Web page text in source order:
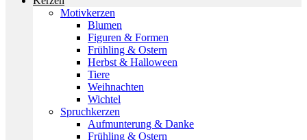
Motivkerzen
Blumen
Figuren & Formen
Frühling & Ostern
Herbst & Halloween
Tiere
Weihnachten
Wichtel
Spruchkerzen
Aufmunterung & Danke
Frühling & Ostern